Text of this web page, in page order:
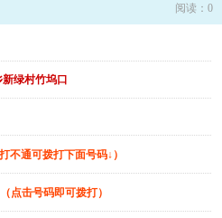
阅读： 0
绿村竹坞口
打不通可拨打下面号码↓）
（点击号码即可拨打）